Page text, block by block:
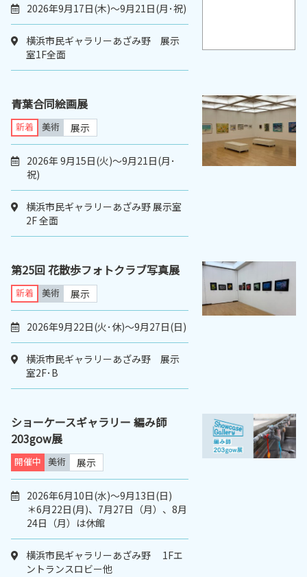
2026年9月17日(木)〜9月21日(月･祝)
横浜市民ギャラリーあざみ野 展示
室1F全面
青葉合同絵画展
新着 美術 展示
2026年 9月15日(火)～9月21日(月･
祝)
横浜市民ギャラリーあざみ野 展示室
2F 全面
第25回 花散歩フォトクラブ写真展
新着 美術 展示
2026年9月22日(火･休)〜9月27日(日)
横浜市民ギャラリーあざみ野 展示
室2F･B
ショーケースギャラリー 編み師
203gow展
開催中 美術 展示
2026年6月10日(水)～9月13日(日)
＊6月22日(月)、7月27日（月）、8月
24日（月）は休館
横浜市民ギャラリーあざみ野 1Fエ
ントランスロビー他